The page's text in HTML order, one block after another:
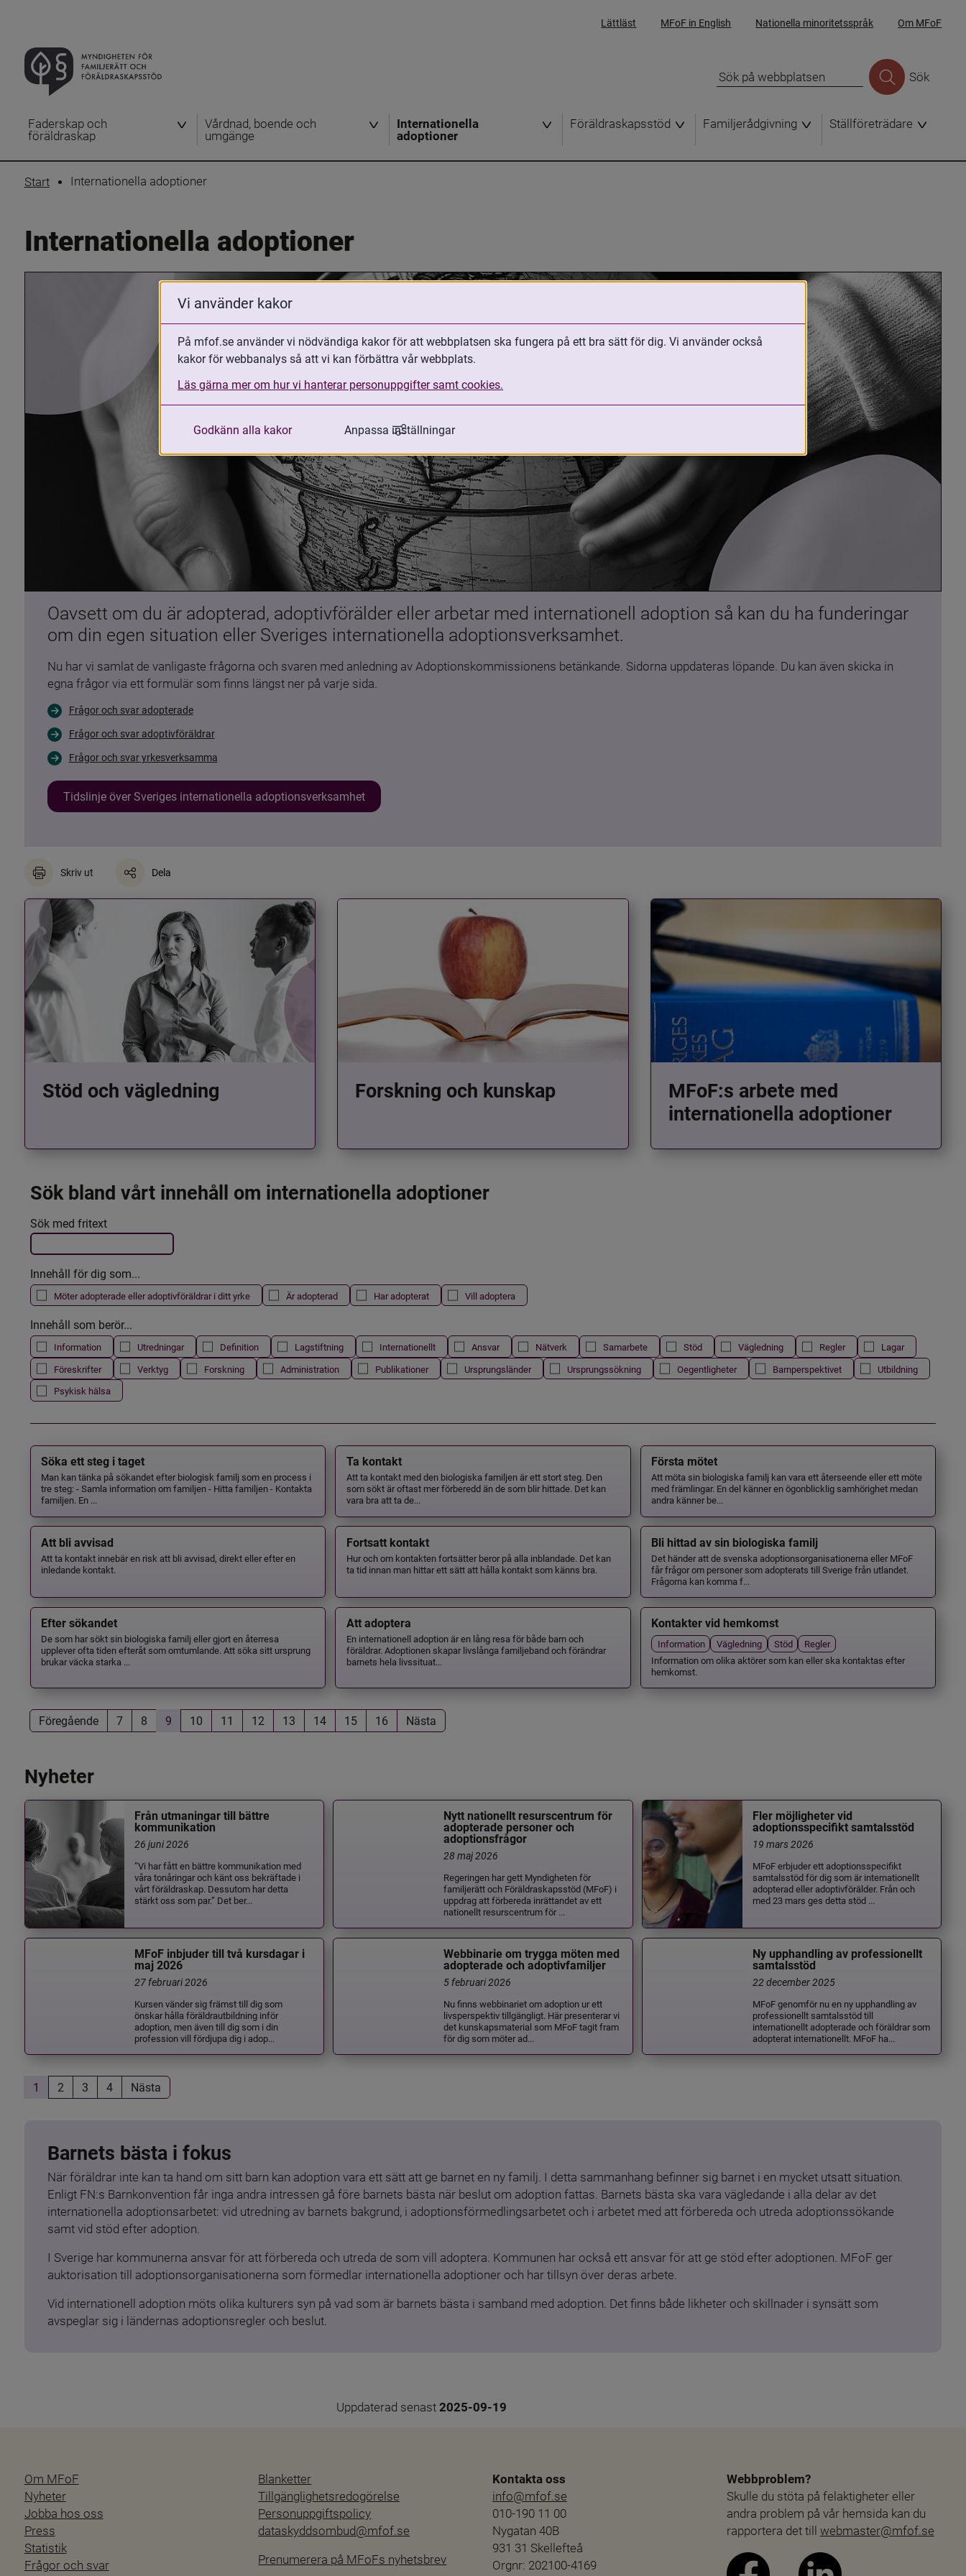
Lättläst MFoF in English Nationella minoritetsspråk Om MFoF
Sök
Faderskap och
föräldraskap
Vårdnad, boende och
umgänge
Internationella
adoptioner
Föräldraskapsstöd Familjerådgivning Ställföreträdare
Start Internationella adoptioner
Internationella adoptioner
Oavsett om du är adopterad, adoptivförälder eller arbetar med internationell adoption så kan du ha funderingar
om din egen situation eller Sveriges internationella adoptionsverksamhet.
Nu har vi samlat de vanligaste frågorna och svaren med anledning av Adoptionskommissionens betänkande. Sidorna uppdateras löpande. Du kan även skicka in
egna frågor via ett formulär som finns längst ner på varje sida.
Frågor och svar adopterade
Frågor och svar adoptivföräldrar
Frågor och svar yrkesverksamma
Tidslinje över Sveriges internationella adoptionsverksamhet
Skriv ut Dela
Stöd och vägledning Forskning och kunskap
MFoF:s arbete med
internationella adoptioner
Sök bland vårt innehåll om internationella adoptioner
Filtrera resultatet
Det här formuläret postas automatiskt
Sök med fritext
Innehåll för dig som...
Möter adopterade eller adoptivföräldrar i ditt yrke Är adopterad Har adopterat Vill adoptera
Innehåll som berör...
Information Utredningar Definition Lagstiftning Internationellt Ansvar Nätverk Samarbete Stöd Vägledning Regler
Lagar
Föreskrifter
Verktyg Forskning Administration Publikationer Ursprungsländer Ursprungssökning Oegentligheter Barnperspektivet
Utbildning
Psykisk hälsa
Söka ett steg i taget
Man kan tänka på sökandet efter biologisk familj som en process i
tre steg: - Samla information om familjen - Hitta familjen - Kontakta
familjen. En ...
Ta kontakt
Att ta kontakt med den biologiska familjen är ett stort steg. Den
som sökt är oftast mer förberedd än de som blir hittade. Det kan
vara bra att ta de...
Första mötet
Att möta sin biologiska familj kan vara ett återseende eller ett möte
med främlingar. En del känner en ögonblicklig samhörighet medan
andra känner be...
Att bli avvisad
Att ta kontakt innebär en risk att bli avvisad, direkt eller efter en
inledande kontakt.
Fortsatt kontakt
Hur och om kontakten fortsätter beror på alla inblandade. Det kan
ta tid innan man hittar ett sätt att hålla kontakt som känns bra.
Bli hittad av sin biologiska familj
Det händer att de svenska adoptionsorganisationerna eller MFoF
får frågor om personer som adopterats till Sverige från utlandet.
Frågorna kan komma f...
Efter sökandet
De som har sökt sin biologiska familj eller gjort en återresa
upplever ofta tiden efteråt som omtumlande. Att söka sitt ursprung
brukar väcka starka ...
Att adoptera
En internationell adoption är en lång resa för både barn och
föräldrar. Adoptionen skapar livslånga familjeband och förändrar
barnets hela livssituat...
Kontakter vid hemkomst
Information Vägledning Stöd
Regler
Information om olika aktörer som kan eller ska kontaktas efter
hemkomst.
Föregående 7 8 9 10 11 12 13 14 15 16 Nästa
Nyheter
Från utmaningar till bättre
kommunikation
26 juni 2026
”Vi har fått en bättre kommunikation med
våra tonåringar och känt oss bekräftade i
vårt föräldraskap. Dessutom har detta
stärkt oss som par.” Det ber...
Nytt nationellt resurscentrum för
adopterade personer och
adoptionsfrågor
28 maj 2026
Regeringen har gett Myndigheten för
familjerätt och Föräldraskapsstöd (MFoF) i
uppdrag att förbereda inrättandet av ett
nationellt resurscentrum för ...
Fler möjligheter vid
adoptionsspecifikt samtalsstöd
19 mars 2026
MFoF erbjuder ett adoptionsspecifikt
samtalsstöd för dig som är internationellt
adopterad eller adoptivförälder. Från och
med 23 mars ges detta stöd ...
MFoF inbjuder till två kursdagar i
maj 2026
27 februari 2026
Kursen vänder sig främst till dig som
önskar hålla föräldrautbildning inför
adoption, men även till dig som i din
profession vill fördjupa dig i adop...
Webbinarie om trygga möten med
adopterade och adoptivfamiljer
5 februari 2026
Nu finns webbinariet om adoption ur ett
livsperspektiv tillgängligt. Här presenterar vi
det kunskapsmaterial som MFoF tagit fram
för dig som möter ad...
Ny upphandling av professionellt
samtalsstöd
22 december 2025
MFoF genomför nu en ny upphandling av
professionellt samtalsstöd till
internationellt adopterade och föräldrar som
adopterat internationellt. MFoF ha...
1 2 3 4 Nästa
Barnets bästa i fokus
När föräldrar inte kan ta hand om sitt barn kan adoption vara ett sätt att ge barnet en ny familj. I detta sammanhang befinner sig barnet i en mycket utsatt situation.
Enligt FN:s Barnkonvention får inga andra intressen gå före barnets bästa när beslut om adoption fattas. Barnets bästa ska vara vägledande i alla delar av det
internationella adoptionsarbetet: vid utredning av barnets bakgrund, i adoptionsförmedlingsarbetet och i arbetet med att förbereda och utreda adoptionssökande
samt vid stöd efter adoption.
I Sverige har kommunerna ansvar för att förbereda och utreda de som vill adoptera. Kommunen har också ett ansvar för att ge stöd efter adoptionen. MFoF ger
auktorisation till adoptionsorganisationerna som förmedlar internationella adoptioner och har tillsyn över deras arbete.
Vid internationell adoption möts olika kulturers syn på vad som är barnets bästa i samband med adoption. Det finns både likheter och skillnader i synsätt som
avspeglar sig i ländernas adoptionsregler och beslut.
Uppdaterad senast 2025-09-19
Om MFoF
Nyheter
Jobba hos oss
Press
Statistik
Frågor och svar
Blanketter
Tillgänglighetsredogörelse
Personuppgiftspolicy
dataskyddsombud@mfof.se
Prenumerera på MFoFs nyhetsbrev
Kontakta oss
info@mfof.se
010-190 11 00
Nygatan 40B
931 31 Skellefteå
Orgnr: 202100-4169
Webbproblem?
Skulle du stöta på felaktigheter eller
andra problem på vår hemsida kan du
rapportera det till webmaster@mfof.se
Vi använder kakor
På mfof.se använder vi nödvändiga kakor för att webbplatsen ska fungera på ett bra sätt för dig. Vi använder också
kakor för webbanalys så att vi kan förbättra vår webbplats.
Läs gärna mer om hur vi hanterar personuppgifter samt cookies.
Godkänn alla kakor Anpassa inställningar